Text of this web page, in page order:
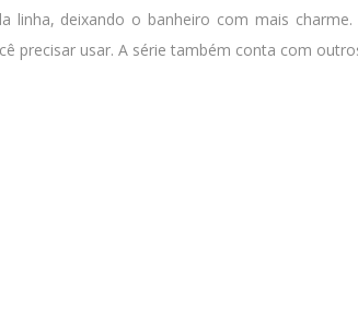
deixando o banheiro com mais
precisar usar. A série também conta com